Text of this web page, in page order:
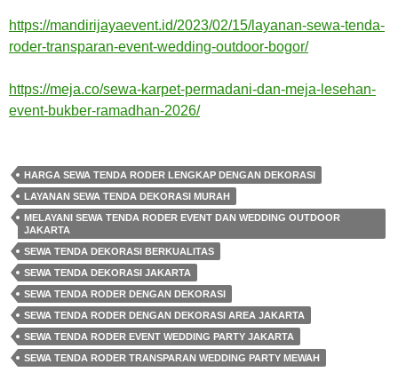
https://mandirijayaevent.id/2023/02/15/layanan-sewa-tenda-
roder-transparan-event-wedding-outdoor-bogor/
https://meja.co/sewa-karpet-permadani-dan-meja-lesehan-
event-bukber-ramadhan-2026/
HARGA SEWA TENDA RODER LENGKAP DENGAN DEKORASI
LAYANAN SEWA TENDA DEKORASI MURAH
MELAYANI SEWA TENDA RODER EVENT DAN WEDDING OUTDOOR
JAKARTA
SEWA TENDA DEKORASI BERKUALITAS
SEWA TENDA DEKORASI JAKARTA
SEWA TENDA RODER DENGAN DEKORASI
SEWA TENDA RODER DENGAN DEKORASI AREA JAKARTA
SEWA TENDA RODER EVENT WEDDING PARTY JAKARTA
SEWA TENDA RODER TRANSPARAN WEDDING PARTY MEWAH